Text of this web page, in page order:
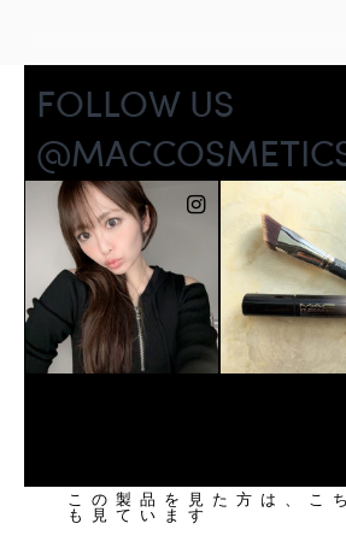
この製品を見た方は、こ
も見ています